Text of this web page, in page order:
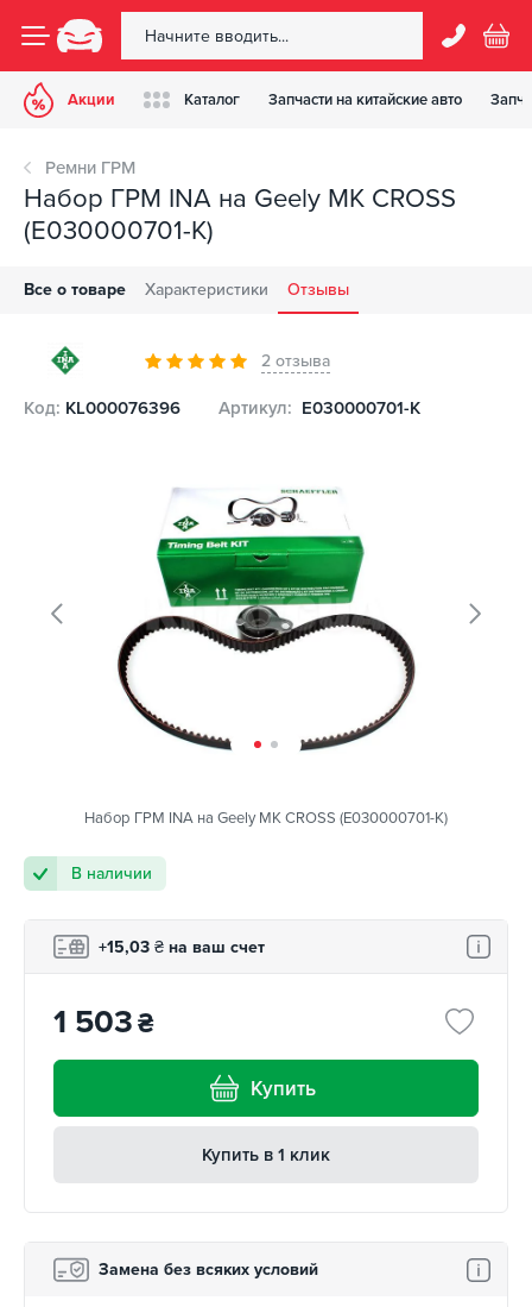
Акции Каталог Запчасти на китайские авто
Ремни ГРМ
Набор ГРМ INA на Geely MK CROSS
(E030000701-K)
Все о товаре Характеристики Отзывы
2 отзыва
Код: KL000076396 Артикул: E030000701-K
Набор ГРМ INA на Geely MK CROSS (E030000701-K)
В наличии
+15,03 ₴ на ваш счет
1 503₴
Купить
Купить в 1 клик
Замена без всяких условий